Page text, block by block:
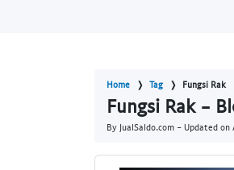
Home Tag Fungsi Rak
Fungsi Rak -
By JualSaldo.com - Updated on